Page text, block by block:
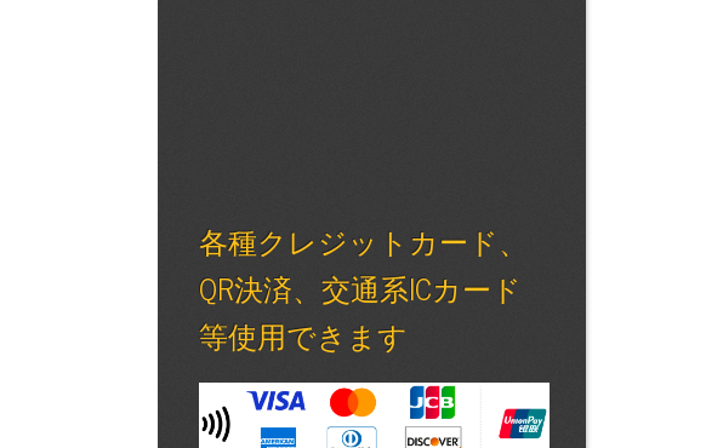
各種クレジットカード、
QR決済、交通系ICカード
等使用できます